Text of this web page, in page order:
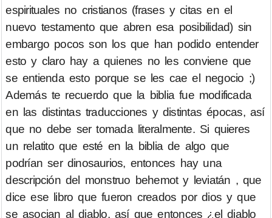
espirituales no cristianos (frases y citas en el
nuevo testamento que abren esa posibilidad) sin
embargo pocos son los que han podido entender
esto y claro hay a quienes no les conviene que
se entienda esto porque se les cae el negocio ;)
Además te recuerdo que la biblia fue modificada
en las distintas traducciones y distintas épocas, así
que no debe ser tomada literalmente. Si quieres
un relatito que esté en la biblia de algo que
podrían ser dinosaurios, entonces hay una
descripción del monstruo behemot y leviatán , que
dice ese libro que fueron creados por dios y que
se asocian al diablo, así que entonces ¿el diablo